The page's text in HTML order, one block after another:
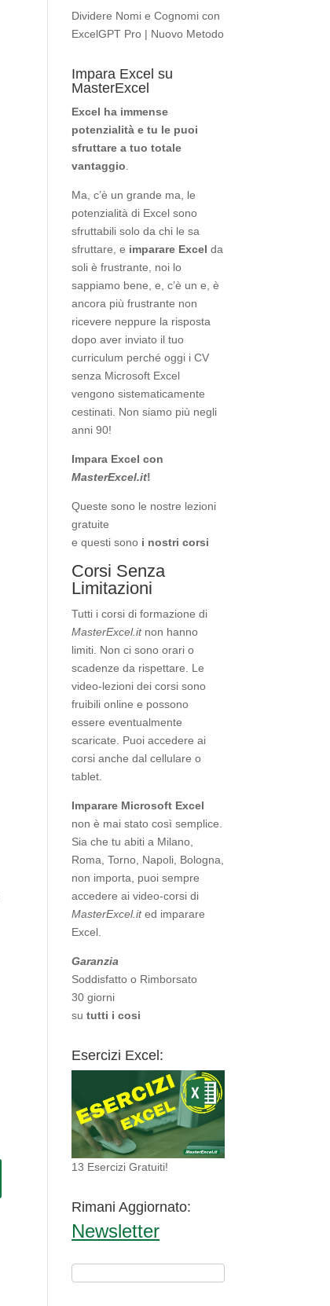
Dividere Nomi e Cognomi con
ExcelGPT Pro | Nuovo Metodo
Impara Excel su
MasterExcel
Excel ha immense
potenzialità e tu le puoi
sfruttare a tuo totale
vantaggio.
Ma, c’è un grande ma, le
potenzialità di Excel sono
sfruttabili solo da chi le sa
sfruttare, e imparare Excel da
soli è frustrante, noi lo
sappiamo bene, e, c’è un e, è
ancora più frustrante non
ricevere neppure la risposta
dopo aver inviato il tuo
curriculum perché oggi i CV
senza Microsoft Excel
vengono sistematicamente
cestinati. Non siamo più negli
anni 90!
Impara Excel con
MasterExcel.it!
Queste sono le nostre lezioni
gratuite
e questi sono i nostri corsi
Corsi Senza
Limitazioni
Tutti i corsi di formazione di
MasterExcel.itnon hanno
limiti. Non ci sono orari o
scadenze da rispettare. Le
video-lezioni dei corsi sono
fruibili online e possono
essere eventualmente
scaricate. Puoi accedere ai
corsi anche dal cellulare o
tablet.
Imparare Microsoft Excel
non è mai stato così semplice.
Sia che tu abiti a Milano,
Roma, Torno, Napoli, Bologna,
non importa, puoi sempre
accedere ai video-corsi di
MasterExcel.ited imparare
Excel.
Garanzia
Soddisfatto o Rimborsato
30 giorni
su tutti i cosi
Esercizi Excel:
13 Esercizi Gratuiti!
Rimani Aggiornato:
Newsletter